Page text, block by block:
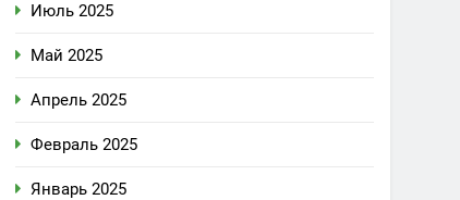
Июль 2025
Май 2025
Апрель 2025
Февраль 2025
Январь 2025